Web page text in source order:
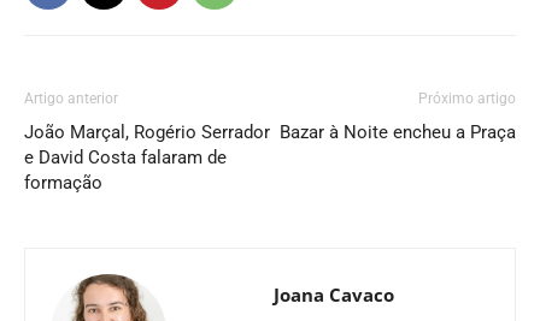
Artigo anterior
João Marçal, Rogério Serrador
e David Costa falaram de
formação
Próximo artigo
Bazar à Noite encheu a Praça
Joana Cavaco